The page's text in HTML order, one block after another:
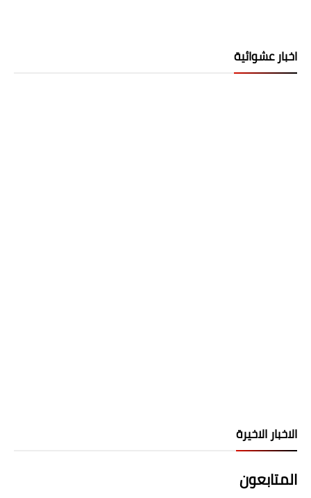
اخبار عشوائية
الاخبار الاخيرة
المتابعون